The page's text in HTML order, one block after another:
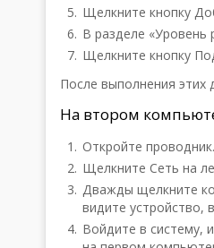
Щелкните кнопку
В разделе «Уровень
Щелкните кнопку
После выполнения
На втором
Откройте проводник.
Щелкните Сеть на
Дважды щелкните
видите устройство,
Войдите в систему,